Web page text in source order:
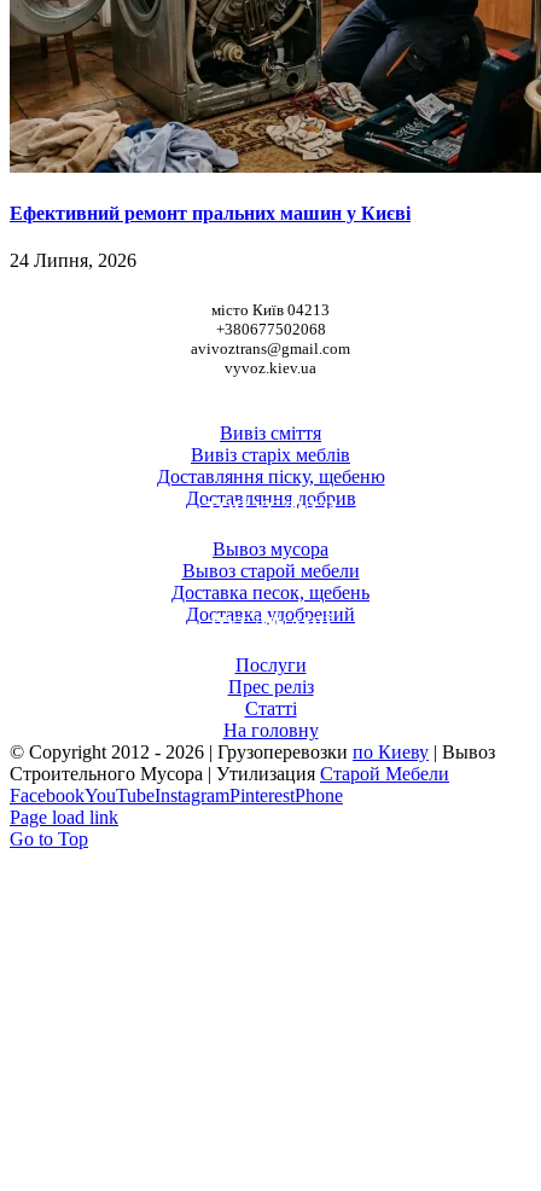
Ефективний ремонт пральних машин у Києві
24 Липня, 2026
місто Київ 04213
+380677502068
avivoztrans@gmail.com
vyvoz.kiev.ua
Вивіз сміття
Вивіз старіх меблів
Доставляння піску, щебеню
Доставляння добрив
ТОП УСЛУГИ
Вывоз мусора
Вывоз старой мебели
Доставка песок, щебень
Доставка удобрений
ПУБЛІКАЦІЇ
Послуги
Прес реліз
Статті
На головну
© Copyright 2012 - 2026 | Грузоперевозки по Киеву | Вывоз
Строительного Мусора | Утилизация Старой Мебели
FacebookYouTubeInstagramPinterestPhone
Page load link
Go to Top